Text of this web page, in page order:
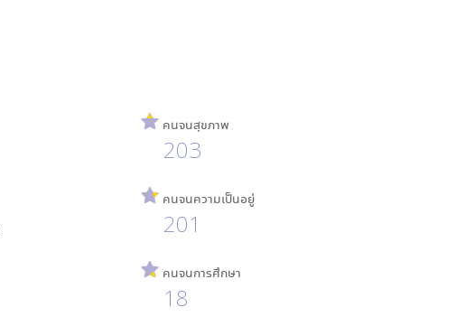
คนจนสุขภาพ
203
คนจนความเป็นอยู่
201
คนจนการศึกษา
18